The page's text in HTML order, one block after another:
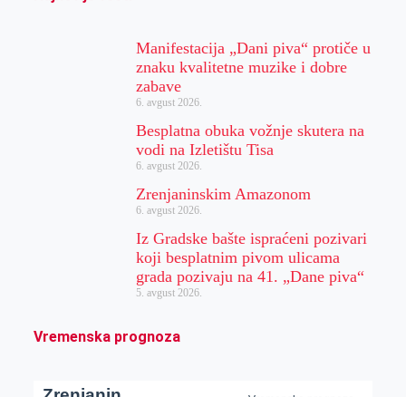
Manifestacija „Dani piva“ protiče u
znaku kvalitetne muzike i dobre
zabave
6. avgust 2026.
Besplatna obuka vožnje skutera na
vodi na Izletištu Tisa
6. avgust 2026.
Zrenjaninskim Amazonom
6. avgust 2026.
Iz Gradske bašte ispraćeni pozivari
koji besplatnim pivom ulicama
grada pozivaju na 41. „Dane piva“
5. avgust 2026.
Vremenska prognoza